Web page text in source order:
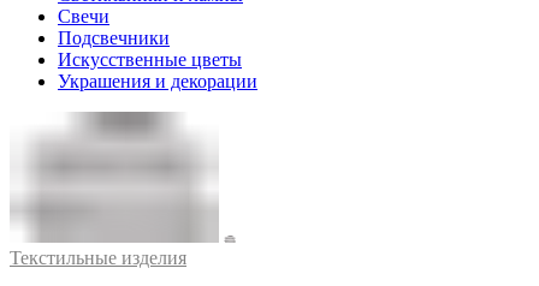
Свечи
Подсвечники
Искусственные цветы
Украшения и декорации
Текстильные изделия